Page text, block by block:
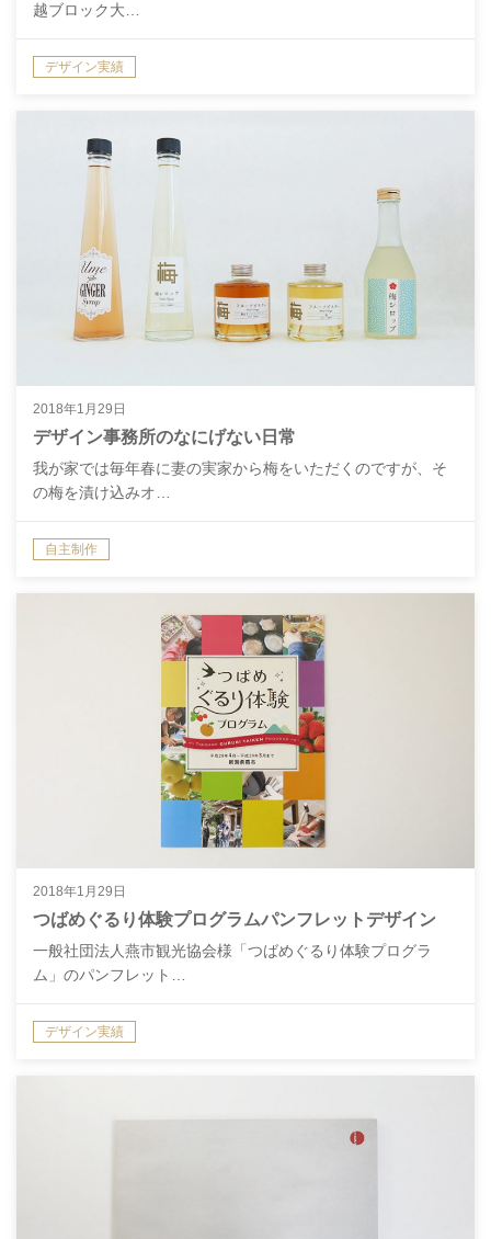
越ブロック大…
デザイン実績
2018年1月29日
デザイン事務所のなにげない日常
我が家では毎年春に妻の実家から梅をいただくのですが、そ
の梅を漬け込みオ…
自主制作
2018年1月29日
つばめぐるり体験プログラムパンフレットデザイン
一般社団法人燕市観光協会様「つばめぐるり体験プログラ
ム」のパンフレット…
デザイン実績